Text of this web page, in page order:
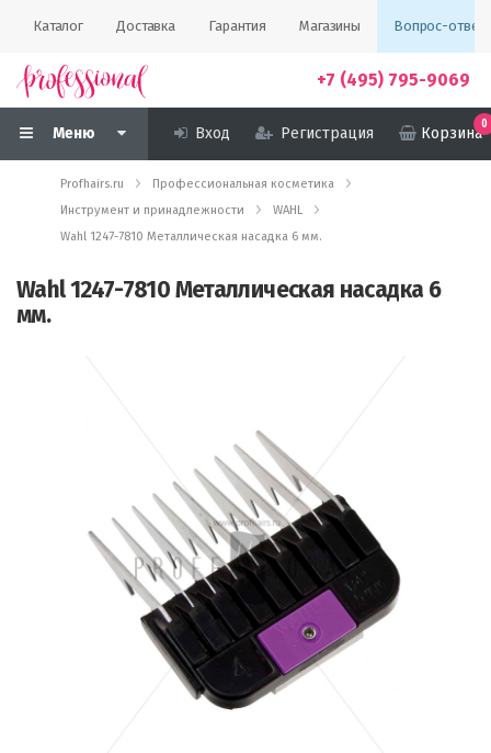
Каталог Доставка Гарантия Магазины Вопрос-ответ
+7 (495) 795-9069
Меню Вход Регистрация Корзина
0
Profhairs.ru
Профессиональная косметика
Инструмент и принадлежности
WAHL
Wahl 1247-7810 Металлическая насадка 6 мм.
Wahl 1247-7810 Металлическая насадка 6
мм.